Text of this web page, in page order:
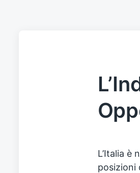
L’Italia è
posizioni